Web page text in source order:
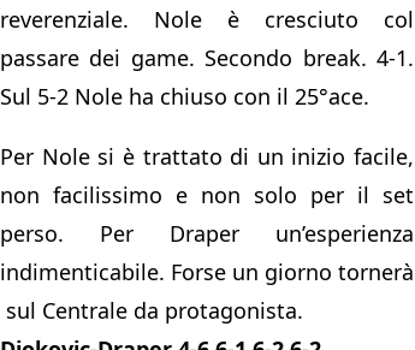
reverenziale. Nole è cresciuto col
passare dei game. Secondo break. 4-1.
Sul 5-2 Nole ha chiuso con il 25°ace.
Per Nole si è trattato di un inizio facile,
non facilissimo e non solo per il set
perso. Per Draper un’esperienza
indimenticabile. Forse un giorno tornerà
sul Centrale da protagonista.